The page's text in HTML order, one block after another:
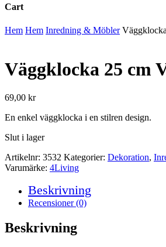
Cart
Close
Hem Hem Inredning & Möbler
Väggklocka 25 cm
69,00 kr
En enkel väggklocka i en stilren design.
Slut i lager
Artikelnr: 3532 Kategorier: Dekoration,
Varumärke: 4Living
Beskrivning
Recensioner (0)
Beskrivning